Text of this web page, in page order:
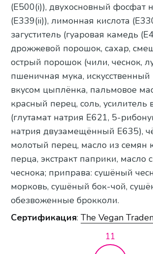
(Е500(i)), двухосновный фосфат
(Е339(ii)), лимонная кислота
загуститель (гуаровая камедь
дрожжевой порошок, сахар,
острый порошок (чили, чеснок,
пшеничная мука,
вкусом цыплёнка, пальмовое
красный перец, соль, усилитель
(глутамат натрия Е621, 5-
натрия двузамещённый Е635),
молотый перец, масло из семян
перца, экстракт паприки, масло
чеснока; приправа: сушёный
морковь, сушёный бок-чой,
обезвоженные брокколи.
Сертификация:The Vegan
11